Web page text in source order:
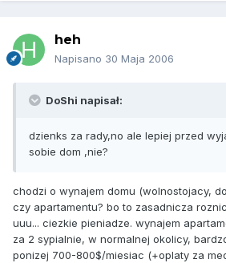
heh
Napisano 30 Maja 2006
DoShi napisał:
dzienks za rady,no ale lepiej przed
sobie dom ,nie?
chodzi o wynajem domu (wolnostojacy,
czy apartamentu? bo to zasadnicza
uuu... ciezkie pieniadze. wynajem
za 2 sypialnie, w normalnej okolicy,
ponizej 700-800$/miesiac (+oplaty za